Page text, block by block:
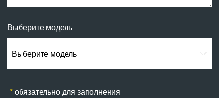
Выберите модель
Выберите модель
обязательно для заполнения